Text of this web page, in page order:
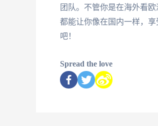
团队。不管你是在海外看
都能让你像在国内一样，
吧！
Spread the love